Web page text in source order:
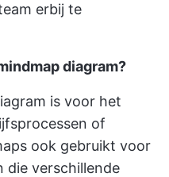
erbij te
diagram?
is voor het
of
ook gebruikt voor
die verschillende